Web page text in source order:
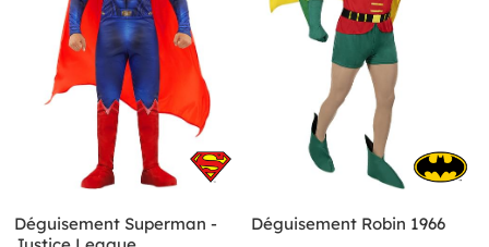
Déguisement Superman -
Déguisement Robin 1966